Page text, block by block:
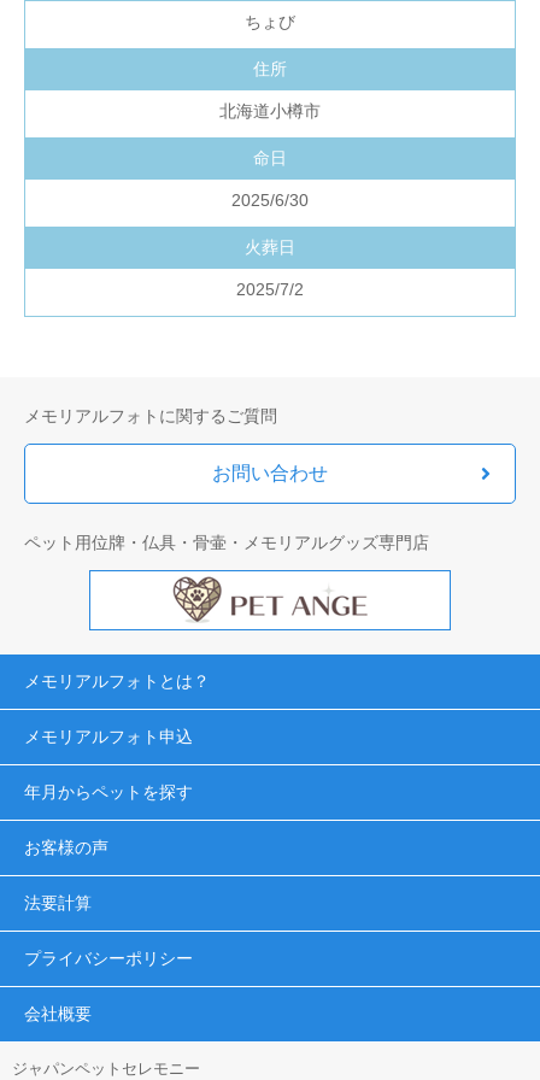
ちょび
住所
北海道小樽市
命日
2025/6/30
火葬日
2025/7/2
メモリアルフォトに関するご質問
お問い合わせ
ペット用位牌・仏具・骨壷・メモリアルグッズ専門店
メモリアルフォトとは？
メモリアルフォト申込
年月からペットを探す
お客様の声
法要計算
プライバシーポリシー
会社概要
ジャパンペットセレモニー